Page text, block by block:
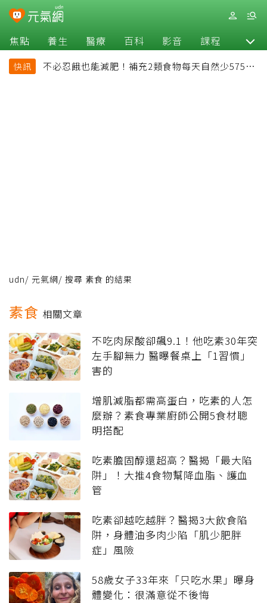
焦點 養生 醫療 百科 影音 課程 退休
快訊
不必忍餓也能減肥！補充2類食物每天自然少575大
udn/ 元氣網/ 搜尋 素食 的結果
素食 相關文章
不吃肉尿酸卻飆9.1！他吃素30年突
左手腳無力 醫曝餐桌上「1習慣」
害的
增肌減脂都需高蛋白，吃素的人怎
麼辦？素食專業廚師公開5食材聰
明搭配
吃素膽固醇還超高？醫揭「最大陷
阱」！大推4食物幫降血脂、護血
管
吃素卻越吃越胖？醫揭3大飲食陷
阱，身體油多肉少陷「肌少肥胖
症」風險
58歲女子33年來「只吃水果」曝身
體變化：很滿意從不後悔